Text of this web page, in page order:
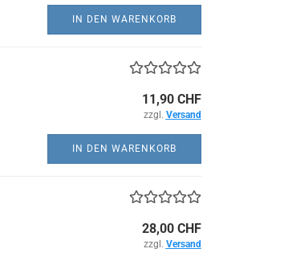
IN DEN WARENKORB
11,90 CHF
zzgl. Versand
IN DEN WARENKORB
28,00 CHF
zzgl. Versand